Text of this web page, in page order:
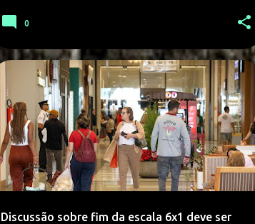
0
Discussão sobre fim da escala 6x1 deve ser